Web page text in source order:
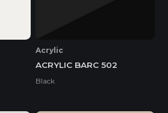
Acrylic
ACRYLIC BARC 502
Black